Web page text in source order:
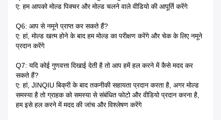
ए: हम आपको मोल्ड पिक्चर और मोल्ड चलने वाले वीडियो की आपूर्ति करेंगे
Q6: आप से नमूने प्राप्त कर सकते हैं?
ए: हां, मोल्ड खत्म होने के बाद हम मोल्ड का परीक्षण करेंगे और चेक के लिए नमूने
प्रदान करेंगे
Q7: यदि कोई गुणवत्ता दिखाई देती है तो आप हमें हल करने में कैसे मदद कर
सकते हैं?
ए: हां, JINQIU बिक्री के बाद तकनीकी सहायता प्रदान करता है, अगर मोल्ड
समस्या है तो ग्राहक को समस्या से संबंधित फोटो और वीडियो प्रदान करना है,
हम इसे हल करने में मदद की जांच और विश्लेषण करेंगे